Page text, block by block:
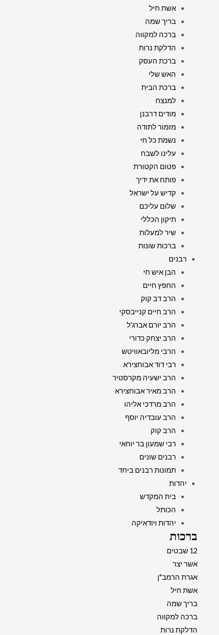
אשת חיל
בריך שמה
ברכה למקווה
הדלקת נרות
ברכת העסק
האש שלי
ברכת הבית
למנצח
מודים דרבנן
מזמור לתודה
נשמת כל חי
עלינו לשבח
פטום הקטורת
פותח את ידיך
קדיש על ישראל
שלום עליכם
תיקון הכללי
שיר למעלות
ברכות שונות
רבנים
הבן איש חי
החפץ חיים
הרב דב קוק
הרב חיים קנייבסקי
הרב יורם אברג'ל
הרב יצחק כדורי
הרבי מליובאוויטש
רבי דוד אבוחצירא
הרב ישעיה מקרסטיר
הרב מאיר אבוחצירא
הרב מרדכי אליהו
הרב עובדיה יוסף
הרב קוק
רבי שמעון בר יוחאי
רבנים שונים
תמונות רבנים ביחד
יהדות
בית המקדש
הכותל
יהדות ויודאיקה
ברכות
12 שבטים
אשר יצר
אגרת הרמב"ן
אשת חיל
בריך שמה
ברכה למקווה
הדלקת נרות